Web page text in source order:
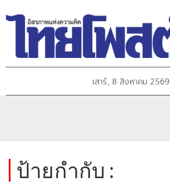
เสาร์, 8 สิงหาคม 2569
ป้ายกำกับ :